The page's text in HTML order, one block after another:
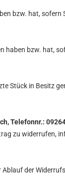
bzw. hat,
bzw. hat,
Stück in Besitz
Telefonnr.:
zu
der